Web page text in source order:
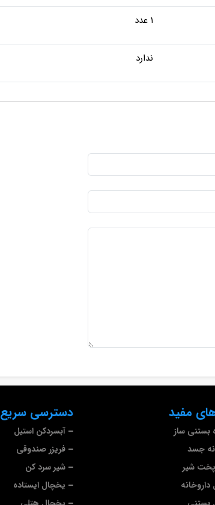
1 عدد
ندارد
مفید
بستنی ساز
جسد
پخت شیر
دسترسی سریع
آبسردکن استیل
فریزر صندوقی
شیر سرد کن
یخچال ایستاده